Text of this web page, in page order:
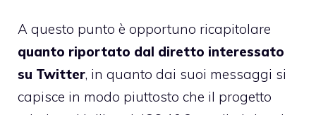
A questo punto è opportuno ricapitolare
quanto riportato dal diretto interessato
su Twitter, in quanto dai suoi messaggi si
capisce in modo piuttosto che il progetto